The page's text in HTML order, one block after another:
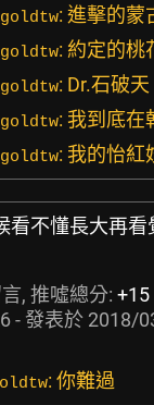
: 進擊的蒙
: 約定的桃
: Dr.石破天
: 我到底在
: 我的怡紅
看不懂長大再看
, 推噓總分: +15
- 發表於 2018/
: 你難過